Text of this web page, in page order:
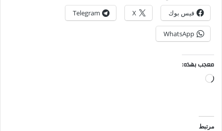
فيس بوك X
Telegram
WhatsApp
معجب بهذه:
جاري
مرتبط